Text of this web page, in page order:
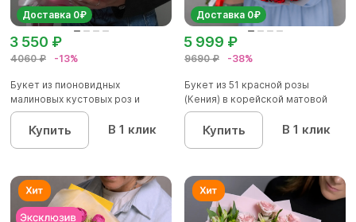
Доставка 0₽
4060 ₽ -13%
3 550 ₽
Букет из пионовидных
малиновых кустовых роз и
альстроме...
Купить В 1 клик
Доставка 0₽
9690 ₽ -38%
5 999 ₽
Букет из 51 красной розы
(Кения) в корейской матовой
уп...
Купить В 1 клик